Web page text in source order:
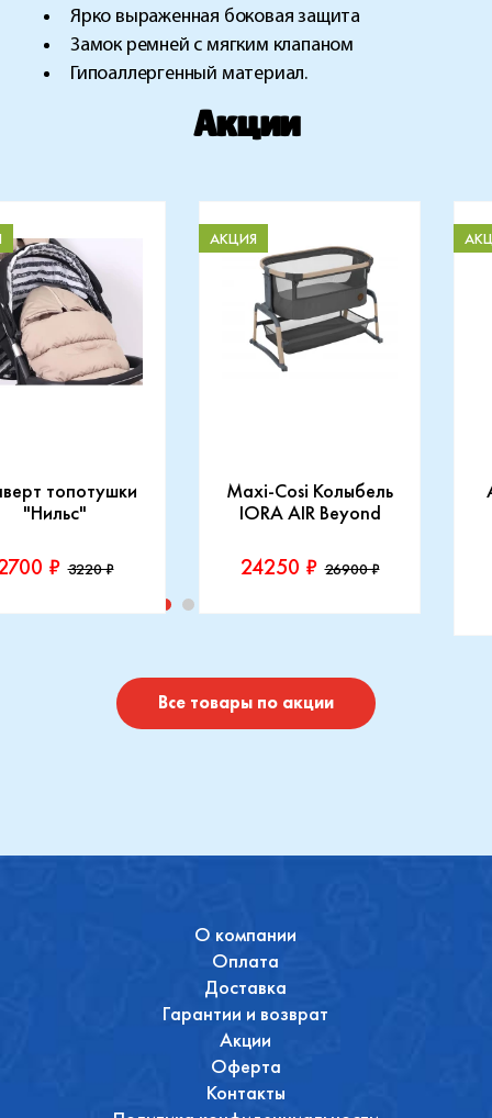
Ярко выраженная боковая защита
Замок ремней с мягким клапаном
Гипоаллергенный материал.
Акции
топотушки
"Нильс"
₽ 3220 ₽
Maxi-Cosi Колыбель
IORA AIR Beyond
АКЦИЯ
24250 ₽ 26900 ₽
Производитель::
Купить
Все товары по акции
О компании
Оплата
Доставка
Гарантии и возврат
Акции
Оферта
Контакты